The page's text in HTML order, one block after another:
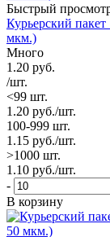
Быстрый
Курьерский
мкм.)
Много
1.20 руб.
/шт.
<99 шт.
1.20 руб./шт.
100-999 шт.
1.15 руб./шт.
>1000 шт.
1.10 руб./шт.
-
В корзину